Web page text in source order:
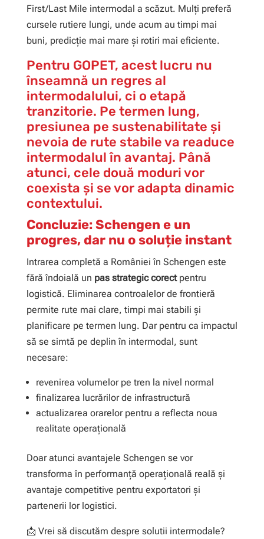
First/Last Mile intermodal a scăzut. Mulți preferă
cursele rutiere lungi, unde acum au timpi mai
buni, predicție mai mare și rotiri mai eficiente.
Pentru GOPET, acest lucru nu
înseamnă un regres al
intermodalului, ci o etapă
tranzitorie. Pe termen lung,
presiunea pe sustenabilitate și
nevoia de rute stabile va readuce
intermodalul în avantaj. Până
atunci, cele două moduri vor
coexista și se vor adapta dinamic
contextului.
Concluzie: Schengen e un
progres, dar nu o soluție instant
Intrarea completă a României în Schengen este
fără îndoială un pas strategic corectpentru
logistică. Eliminarea controalelor de frontieră
permite rute mai clare, timpi mai stabili și
planificare pe termen lung. Dar pentru ca impactul
să se simtă pe deplin în intermodal, sunt
necesare:
revenirea volumelor pe tren la nivel normal
finalizarea lucrărilor de infrastructură
actualizarea orarelor pentru a reflecta noua
realitate operațională
Doar atunci avantajele Schengen se vor
transforma în performanță operațională reală și
avantaje competitive pentru exportatori și
partenerii lor logistici.
📩 Vrei să discutăm despre solutii intermodale?